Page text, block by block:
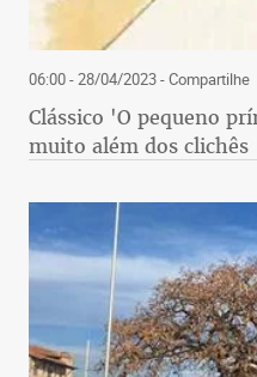
06:00 - 28/04/2023- Compartilhe
Clássico 'O pequeno
muito além dos clichês